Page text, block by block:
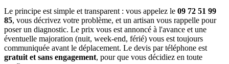
Le principe est simple et transparent : vous appelez le 09 72 51 99
85, vous décrivez votre problème, et un artisan vous rappelle pour
poser un diagnostic. Le prix vous est annoncé à l'avance et une
éventuelle majoration (nuit, week-end, férié) vous est toujours
communiquée avant le déplacement. Le devis par téléphone est
gratuit et sans engagement, pour que vous décidiez en toute